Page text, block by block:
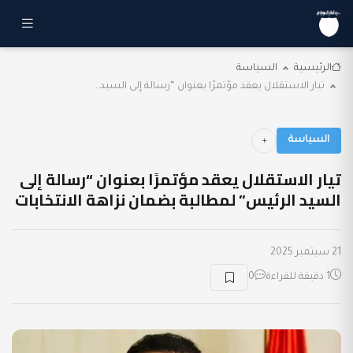
الرئيسية
السياسة
تيار الاستقلال يعقد مؤتمرًا بعنوان “رسالة إلى السيد...
السياسة
تيار الاستقلال يعقد مؤتمرًا بعنوان “رسالة إلى
السيد الرئيس” لمطالبة بضمان نزاهة الانتخابات
21 سبتمبر 2025
1 دقيقة للقراءة 0